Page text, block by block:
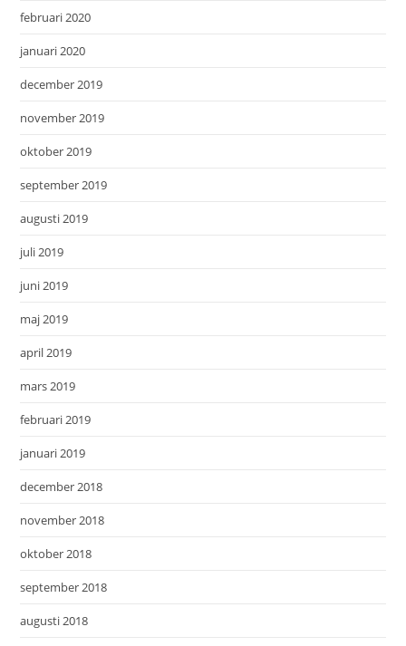
februari 2020
januari 2020
december 2019
november 2019
oktober 2019
september 2019
augusti 2019
juli 2019
juni 2019
maj 2019
april 2019
mars 2019
februari 2019
januari 2019
december 2018
november 2018
oktober 2018
september 2018
augusti 2018